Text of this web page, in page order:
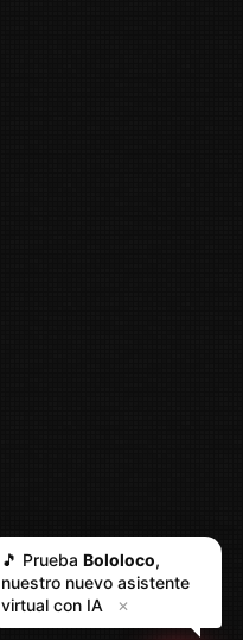
🎵 Prueba Bololoco,
nuestro nuevo asistente
virtual con IA
✕